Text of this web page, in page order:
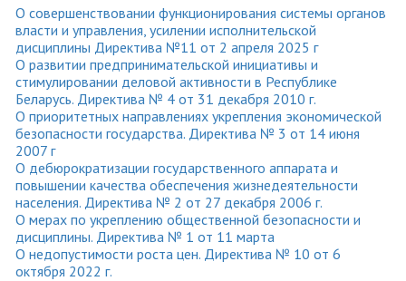
О совершенствовании функционирования системы органов
власти и управления, усилении исполнительской
дисциплины Директива №11 от 2 апреля 2025 г
О развитии предпринимательской инициативы и
стимулировании деловой активности в Республике
Беларусь. Директива № 4 от 31 декабря 2010 г.
О приоритетных направлениях укрепления экономической
безопасности государства. Директива № 3 от 14 июня
2007 г
О дебюрократизации государственного аппарата и
повышении качества обеспечения жизнедеятельности
населения. Директива № 2 от 27 декабря 2006 г.
О мерах по укреплению общественной безопасности и
дисциплины. Директива № 1 от 11 марта
О недопустимости роста цен. Директива № 10 от 6
октября 2022 г.